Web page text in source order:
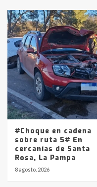
#Choque en cadena
sobre ruta 5# En
cercanías de Santa
Rosa, La Pampa
8 agosto, 2026